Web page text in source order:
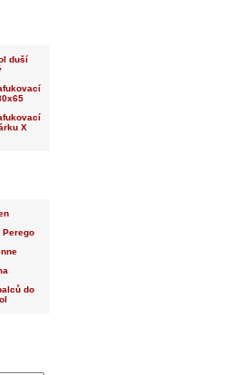
duší
X
Perego
do